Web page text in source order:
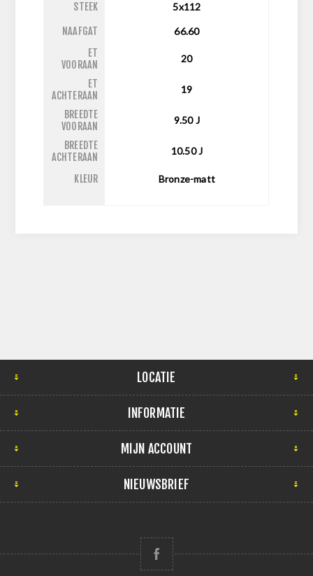
STEEK 5x112
NAAFGAT
66.60
ET
VOORAAN
20
ET
ACHTERAAN
19
BREEDTE
VOORAAN
9.50J
BREEDTE
ACHTERAAN
10.50J
KLEUR Bronze-matt
LOCATIE
INFORMATIE
MIJN ACCOUNT
NIEUWSBRIEF